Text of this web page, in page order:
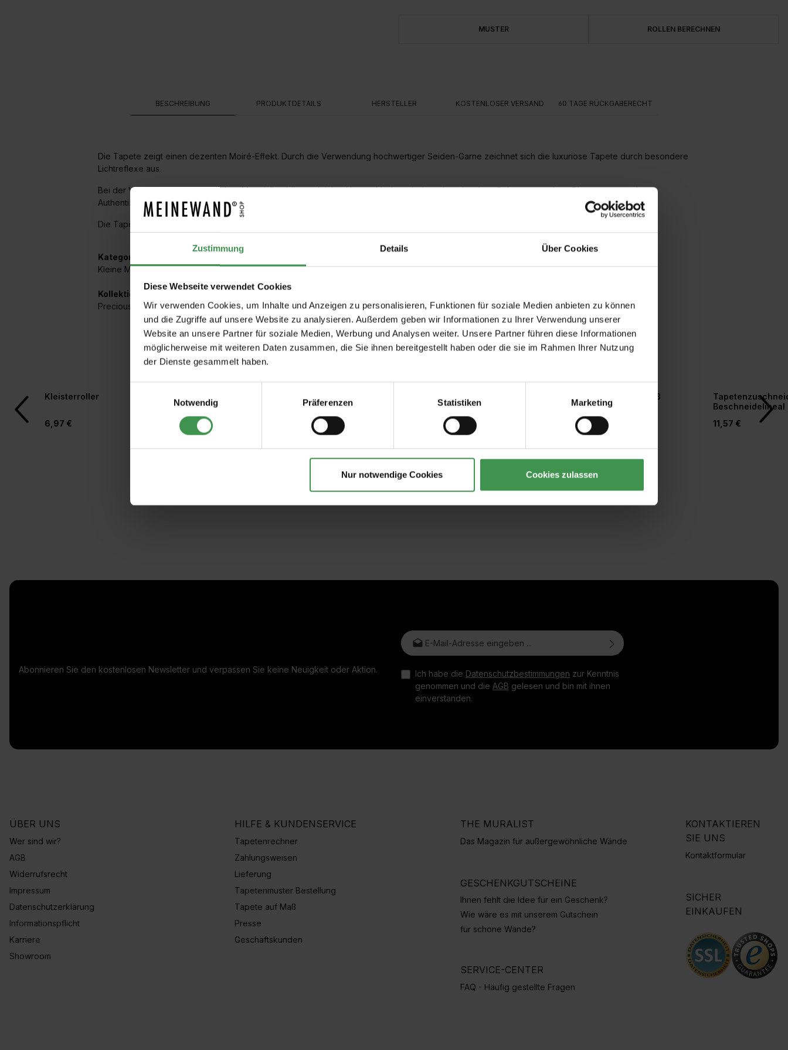
Zustimmung Details Über Cookies
Diese Webseite verwendet Cookies
Wir verwenden Cookies, um Inhalte und Anzeigen zu personalisieren, Funktionen für soziale Medien anbieten zu können
und die Zugriffe auf unsere Website zu analysieren. Außerdem geben wir Informationen zu Ihrer Verwendung unserer
Website an unsere Partner für soziale Medien, Werbung und Analysen weiter. Unsere Partner führen diese Informationen
möglicherweise mit weiteren Daten zusammen, die Sie ihnen bereitgestellt haben oder die sie im Rahmen Ihrer Nutzung
der Dienste gesammelt haben.
Notwendig
Präferenzen Statistiken Marketing
Nur notwendige Cookies Cookies zulassen
MUSTER ROLLEN BERECHNEN
BESCHREIBUNG PRODUKTDETAILS HERSTELLER KOSTENLOSER VERSAND 60 TAGE RÜCKGABERECHT
Die Tapete zeigt einen dezenten Moiré-Effekt. Durch die Verwendung hochwertiger Seiden-Garne zeichnet sich die luxuriöse Tapete durch besondere
Lichtreflexe aus.
Bei der Verarbeitung der natürlichen Materialien können leichte Unterschiede zwischen den einzelnen Bahnen entstehen. Dies zeugt von der
Authentizität der verwendeten Garne und macht das Produkt besonders wertvoll.
Die Tapete bringt zeitlosen, italienischen Chic in den Raum.
Kategorien:
Kleine Muster Textil,Seide
Kollektionen mit diesem Artikel:
Precious Fibers 2
Produktgalerie überspringen
Kleisterroller
6,97 € 4,97 €
2 kg
19,00 €
geriffelte Tonnenform
1,57 €
Tapetengrund weiß
20,77 €
Beschneidelineal
11,57 €
Abonnieren Sie den kostenlosen Newsletter und verpassen Sie keine Neuigkeit oder Aktion.
E-Mail-Adresse*
Ich habe die Datenschutzbestimmungen zur Kenntnis
genommen und die AGB gelesen und bin mit ihnen
einverstanden.
ÜBER UNS
Wer sind wir?
AGB
Widerrufsrecht
Impressum
Datenschutzerklärung
Informationspflicht
Karriere
Showroom
HILFE & KUNDENSERVICE
Tapetenrechner
Zahlungsweisen
Lieferung
Tapetenmuster Bestellung
Tapete auf Maß
Presse
Geschäftskunden
THE MURALIST
Das Magazin für außergewöhnliche Wände
GESCHENKGUTSCHEINE
Ihnen fehlt die Idee für ein Geschenk?
Wie wäre es mit unserem Gutschein
für schöne Wände?
SERVICE-CENTER
FAQ - Häufig gestellte Fragen
KONTAKTIEREN
SIE UNS
Kontaktformular
SICHER
EINKAUFEN